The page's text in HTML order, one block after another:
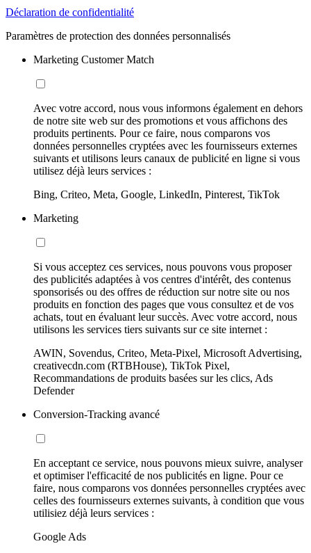
Déclaration de confidentialité
Paramètres de protection des données personnalisés
Marketing Customer Match
Avec votre accord, nous vous informons également en dehors
de notre site web sur des promotions et vous affichons des
produits pertinents. Pour ce faire, nous comparons vos
données personnelles cryptées avec les fournisseurs externes
suivants et utilisons leurs canaux de publicité en ligne si vous
utilisez déjà leurs services :
Bing, Criteo, Meta, Google, LinkedIn, Pinterest, TikTok
Marketing
Si vous acceptez ces services, nous pouvons vous proposer
des publicités adaptées à vos centres d'intérêt, des contenus
sponsorisés ou des offres de réduction sur notre site ou nos
produits en fonction des pages que vous consultez et de vos
achats, tout en évaluant leur succès. Avec votre accord, nous
utilisons les services tiers suivants sur ce site internet :
AWIN, Sovendus, Criteo, Meta-Pixel, Microsoft Advertising,
creativecdn.com (RTBHouse), TikTok Pixel,
Recommandations de produits basées sur les clics, Ads
Defender
Conversion-Tracking avancé
En acceptant ce service, nous pouvons mieux suivre, analyser
et optimiser l'efficacité de nos publicités en ligne. Pour ce
faire, nous comparons vos données personnelles cryptées avec
celles des fournisseurs externes suivants, à condition que vous
utilisiez déjà leurs services :
Google Ads